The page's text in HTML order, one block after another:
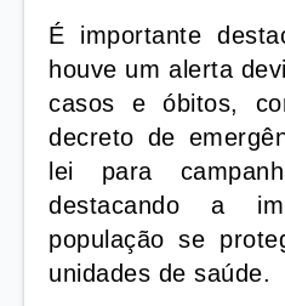
É importante
houve um alerta
casos e óbitos,
decreto de
lei para
destacando a
população se
unidades de saúde.